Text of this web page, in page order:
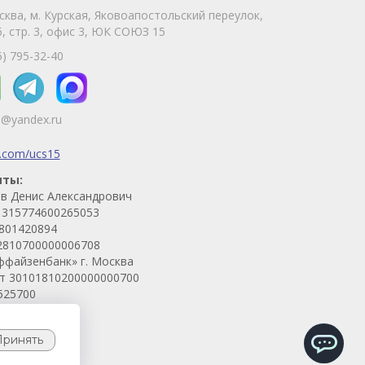
м. Курская, Яковоапостольский переулок,
стр. 3, офис 3, ЮК СОЮЗ 15
795-32-40
ucs15
Денис Александрович
г. Москва
30101810200000000700
Telegram Max
Телефон